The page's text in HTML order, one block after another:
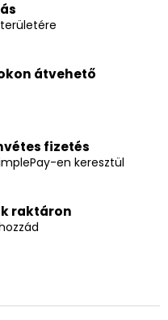
átvehető
fizetés
en keresztül
raktáron